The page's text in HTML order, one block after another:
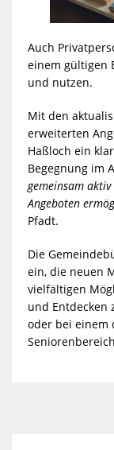
Auch
einem gültigen
und nutzen.
Mit den
erweiterten
Haßloch ein
Begegnung im
gemeinsam
Angeboten
Pfadt.
Die
ein, die neuen
vielfältigen
und Entdecken
oder bei einem